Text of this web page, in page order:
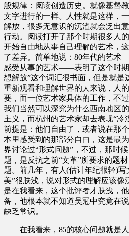
般规律：阅读创造历史。就像基督
文字进行的一样。人性就是这样，
解放，很多无意识的沉渣就会泛出
行动。阅读打开了那个时期很多人
开始自由地从事自己理解的艺术，
了差异。简单地说：80年代的艺
感受从事的艺术——表明了这个时期
想解放”这个词汇很书面，但是就是
重新观看和理解世界的人来说，人
要，而一位艺术家具体的工作，不
我们当然可以深究为什么西南地区
主义，而杭州的艺术家却去表现“冷
前提是：他们自由了，或者说在那
本里感受到的那部分自由，这是最
界讨论过“形式问题”，不过，那时
题，是反抗之前“文革”所要求的题
题。前几年，有人(估计年纪很轻)写
美”很肤浅，说对形式的理解应该像
是在我看来，这个批评者才肤浅，
备，他根本就不知道吴冠中究竟在
缺乏常识。
在我看来，85的核心问题就是人